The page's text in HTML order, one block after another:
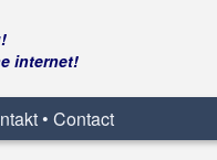
internet!
• Contact